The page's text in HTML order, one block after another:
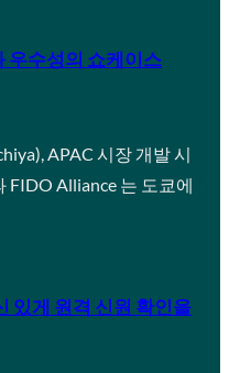
우수성의 쇼케이스
APAC 시장 개발 시
FIDO Alliance 는 도쿄에
있게 원격 신원 확인을